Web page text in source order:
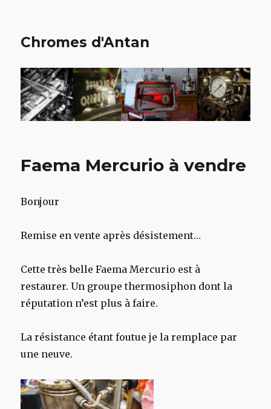
Chromes d'Antan
Faema Mercurio à vendre
Bonjour
Remise en vente après désistement…
Cette très belle Faema Mercurio est à
restaurer. Un groupe thermosiphon dont la
réputation n’est plus à faire.
La résistance étant foutue je la remplace par
une neuve.